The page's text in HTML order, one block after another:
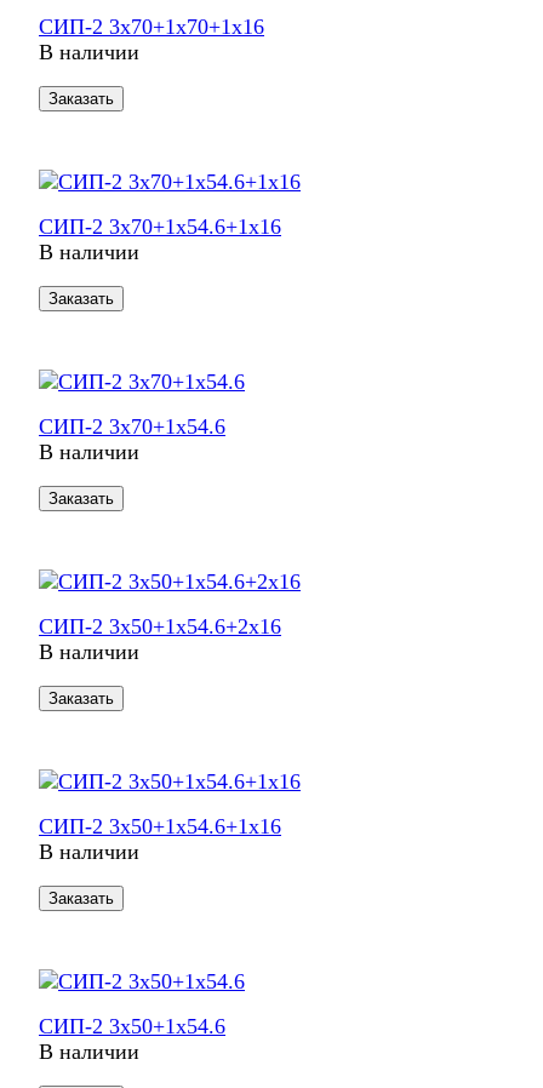
СИП-2 3х70+1х70+1х16
В наличии
Заказать
СИП-2 3х70+1х54.6+1х16
В наличии
Заказать
СИП-2 3х70+1х54.6
В наличии
Заказать
СИП-2 3х50+1х54.6+2х16
В наличии
Заказать
СИП-2 3х50+1х54.6+1х16
В наличии
Заказать
СИП-2 3х50+1х54.6
В наличии